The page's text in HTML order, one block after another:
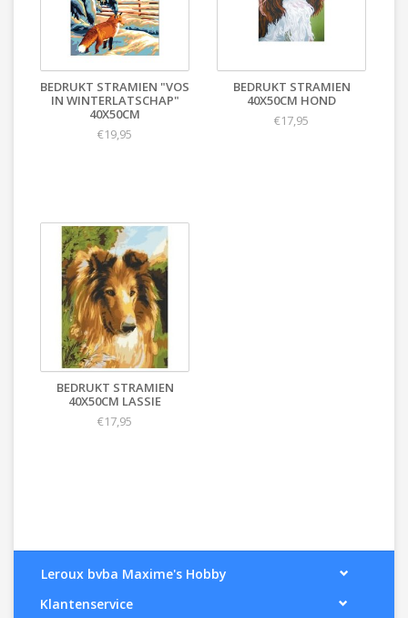
BEDRUKT STRAMIEN "VOS
IN WINTERLATSCHAP"
40X50CM
€19,95
BEDRUKT STRAMIEN
40X50CM HOND
€17,95
BEDRUKT STRAMIEN
40X50CM LASSIE
€17,95
Leroux bvba Maxime's Hobby
Klantenservice